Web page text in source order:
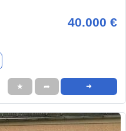
40.000 €
★ ➦ ➜